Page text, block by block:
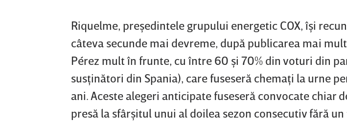
Riquelme, preşedintele grupului energetic COX, îşi
câteva secunde mai devreme, după publicarea mai
Pérez mult în frunte, cu între 60 şi 70% din voturi din
susţinători din Spania), care fuseseră chemaţi la urne
ani. Aceste alegeri anticipate fuseseră convocate chiar
presă la sfârşitul unui al doilea sezon consecutiv fără